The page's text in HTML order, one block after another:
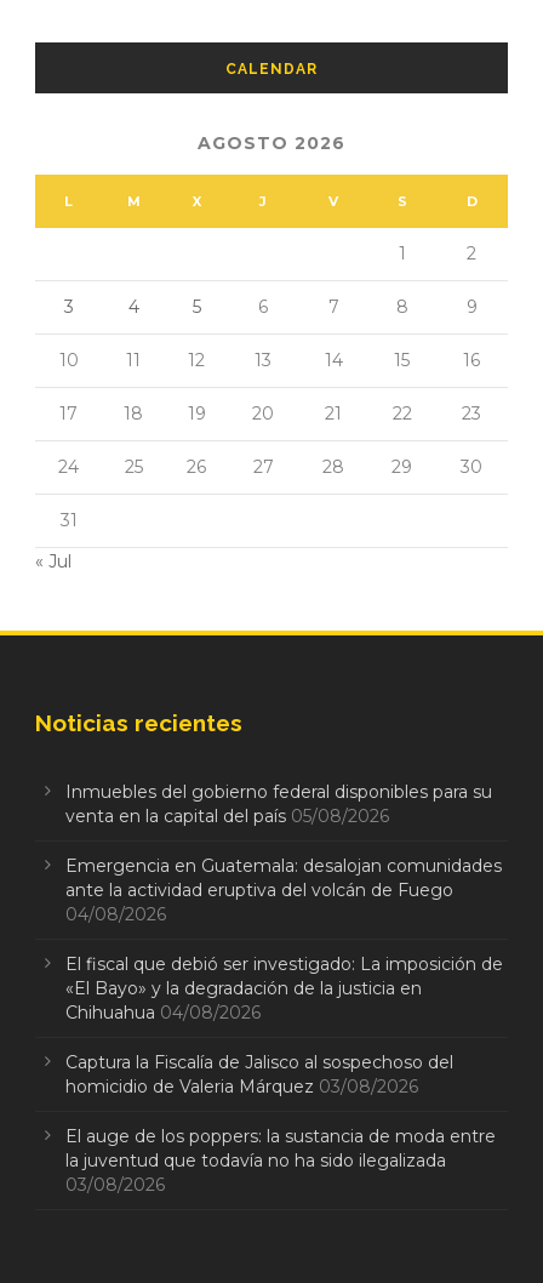
CALENDAR
AGOSTO 2026
L M X J V S D
1 2
3 4 5 6 7 8 9
10 11 12 13 14 15 16
17 18 19 20 21 22 23
24 25 26 27 28 29 30
31
« Jul
Noticias recientes
Inmuebles del gobierno federal disponibles para su
venta en la capital del país 05/08/2026
Emergencia en Guatemala: desalojan comunidades
ante la actividad eruptiva del volcán de Fuego
04/08/2026
El fiscal que debió ser investigado: La imposición de
«El Bayo» y la degradación de la justicia en
Chihuahua 04/08/2026
Captura la Fiscalía de Jalisco al sospechoso del
homicidio de Valeria Márquez 03/08/2026
El auge de los poppers: la sustancia de moda entre
la juventud que todavía no ha sido ilegalizada
03/08/2026